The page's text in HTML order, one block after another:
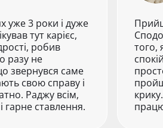
уже 3 роки і дуже
тут карієс,
робив
разу не
звернувся саме
свою справу і
Раджу всім,
гарне ставлення.
того,